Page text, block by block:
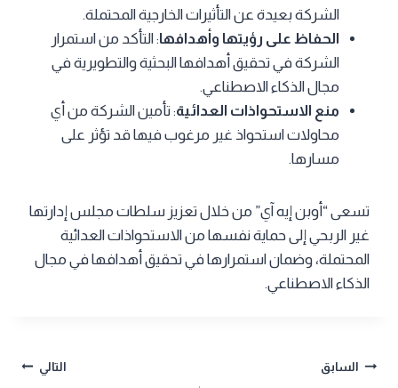
الشركة بعيدة عن التأثيرات الخارجية المحتملة.
الحفاظ على رؤيتها وأهدافها: التأكد من استمرار
الشركة في تحقيق أهدافها البحثية والتطويرية في
مجال الذكاء الاصطناعي.
منع الاستحواذات العدائية: تأمين الشركة من أي
محاولات استحواذ غير مرغوب فيها قد تؤثر على
مسارها.
تسعى “أوبن إيه آي” من خلال تعزيز سلطات مجلس إدارتها
غير الربحي إلى حماية نفسها من الاستحواذات العدائية
المحتملة، وضمان استمرارها في تحقيق أهدافها في مجال
الذكاء الاصطناعي.
تصفّح
السابق التالي